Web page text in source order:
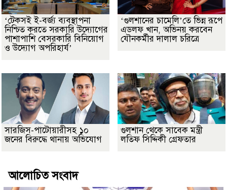
‘টেকসই ই-বর্জ্য ব্যবস্থাপনা
নিশ্চিত করতে সরকারি উদ্যোগের
পাশাপাশি বেসরকারি বিনিয়োগ
ও উদ্যোগ অপরিহার্য’
‘গুলশানের চামেলি’তে ভিন্ন রূপে
এডলফ খান, অভিনয় করবেন
যৌনকর্মীর দালাল চরিত্রে
সারজিস-পাটোয়ারীসহ ১০
জনের বিরুদ্ধে থানায় অভিযোগ
গুলশান থেকে সাবেক মন্ত্রী
লতিফ সিদ্দিকী গ্রেফতার
আলোচিত সংবাদ